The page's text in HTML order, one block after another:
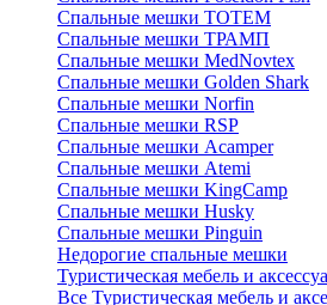
Спальные мешки ТОТЕМ
Спальные мешки ТРАМП
Cпальные мешки MedNovtex
Спальные мешки Golden Shark
Спальные мешки Norfin
Спальные мешки RSP
Спальные мешки Acamper
Спальные мешки Atemi
Спальные мешки KingCamp
Спальные мешки Husky
Спальные мешки Pinguin
Недорогие спальные мешки
Туристическая мебель и
Все Туристическая мебель и